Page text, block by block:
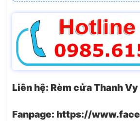
Liên hệ: Rèm cửa Thanh Vy
Fanpage: https://